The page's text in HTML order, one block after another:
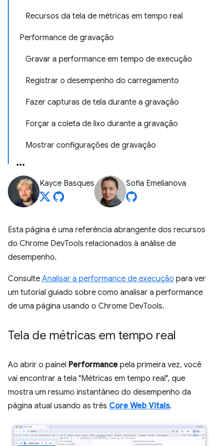
Recursos da tela de métricas em tempo real
Performance de gravação
Gravar a performance em tempo de execução
Registrar o desempenho do carregamento
Fazer capturas de tela durante a gravação
Forçar a coleta de lixo durante a gravação
Mostrar configurações de gravação
Kayce Basques Sofia Emelianova
Esta página é uma referência abrangente dos recursos
do Chrome DevTools relacionados à análise de
desempenho.
Consulte Analisar a performance de execução para ver
um tutorial guiado sobre como analisar a performance
de uma página usando o Chrome DevTools.
Tela de métricas em tempo real
Ao abrir o painel Performance pela primeira vez, você
vai encontrar a tela "Métricas em tempo real", que
mostra um resumo instantâneo do desempenho da
página atual usando as três Core Web Vitals.